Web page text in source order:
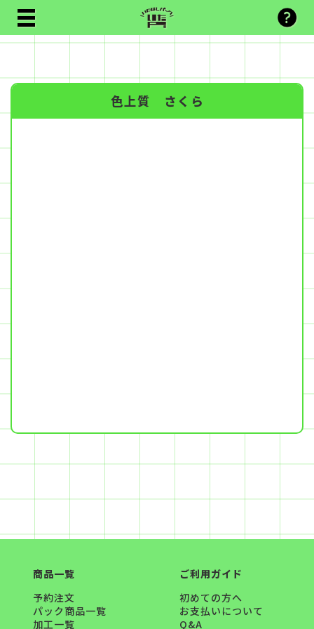
色上質 さくら
商品一覧
予約注文
パック商品一覧
加工一覧
ご利用ガイド
初めての方へ
お支払いについて
Q&A